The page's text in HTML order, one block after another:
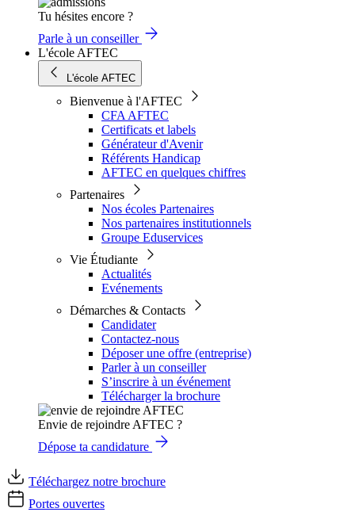
Tu hésites encore ?
Parle à un conseiller
L'école AFTEC
L'école AFTEC
Bienvenue à l'AFTEC
CFA AFTEC
Certificats et labels
Générateur d'Avenir
Référents Handicap
AFTEC en quelques chiffres
Partenaires
Nos écoles Partenaires
Nos partenaires institutionnels
Groupe Eduservices
Vie Étudiante
Actualités
Evénements
Démarches & Contacts
Candidater
Contactez-nous
Déposer une offre (entreprise)
Parler à un conseiller
S’inscrire à un événement
Télécharger la brochure
Envie de rejoindre AFTEC ?
Dépose ta candidature
Téléchargez notre brochure
Portes ouvertes